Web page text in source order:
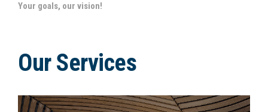
Your goals, our vision!
Our Services